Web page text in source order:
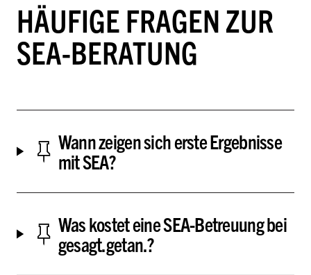
HÄUFIGE FRAGEN ZUR
SEA-BERATUNG
Wann zeigen sich erste Ergebnisse
mit SEA?
Was kostet eine SEA-Betreuung bei
gesagt.getan.?